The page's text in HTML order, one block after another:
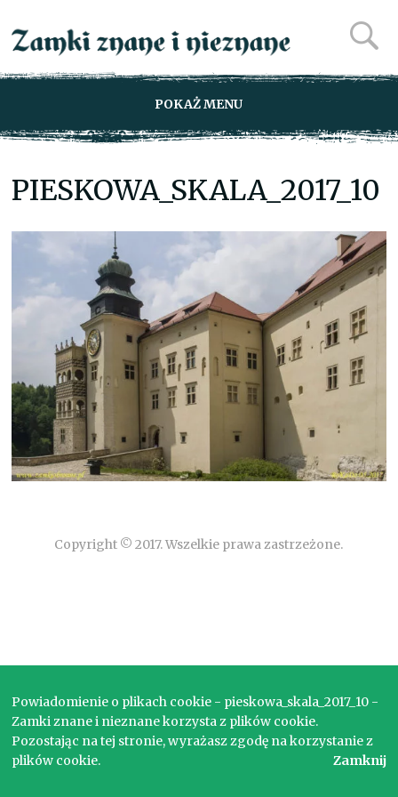
POKAŻ MENU
PIESKOWA_SKALA_2017_10
Copyright © 2017. Wszelkie prawa zastrzeżone.
Powiadomienie o plikach cookie - pieskowa_skala_2017_10 -
Zamki znane i nieznane korzysta z plików cookie.
Pozostając na tej stronie, wyrażasz zgodę na korzystanie z
plików cookie.
Zamknij